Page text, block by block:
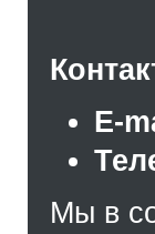
E-
Мы в